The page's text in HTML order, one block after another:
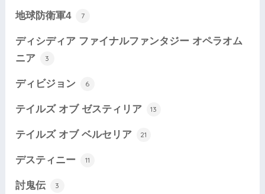
地球防衛軍4 7
ディシディア ファイナルファンタジー オペラオム
ニア
3
ディビジョン 6
テイルズ オブ ゼスティリア 13
テイルズ オブ ベルセリア 21
デスティニー 11
討鬼伝 3